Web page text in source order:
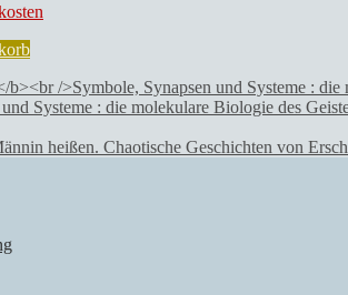
Systeme : die molekulare Biologie des
heißen. Chaotische Geschichten von